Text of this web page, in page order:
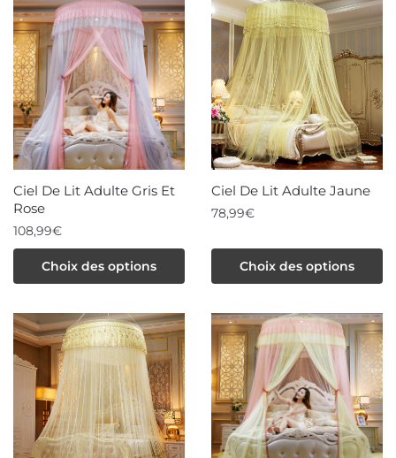
plusieurs
variations.
Les
options
peuvent
être
choisies
sur
page
variations.
Les
options
peuvent
être
choisies
sur
la
page
Ciel De Lit Adulte Gris Et
Rose
108,99€
Choix des options
produit
plusieurs
variations.
Les
options
peuvent
être
choisies
Ciel De Lit Adulte Jaune
78,99€
Choix des options
produit
a
variations.
Les
options
peuvent
être
choisies